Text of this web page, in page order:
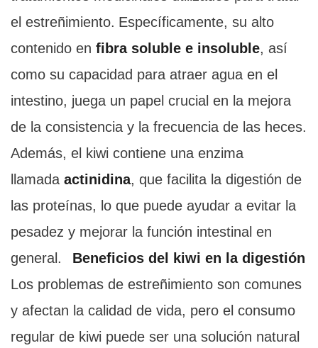
el estreñimiento. Específicamente, su alto
contenido en fibra soluble e insoluble, así
como su capacidad para atraer agua en el
intestino, juega un papel crucial en la mejora
de la consistencia y la frecuencia de las heces.
Además, el kiwi contiene una enzima
llamada actinidina, que facilita la digestión de
las proteínas, lo que puede ayudar a evitar la
pesadez y mejorar la función intestinal en
general.
Beneficios del kiwi en la digestión
Los problemas de estreñimiento son comunes
y afectan la calidad de vida, pero el consumo
regular de kiwi puede ser una solución natural